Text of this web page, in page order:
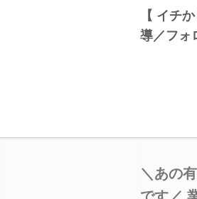
【 イチ
導／フォ
＼あの
です／